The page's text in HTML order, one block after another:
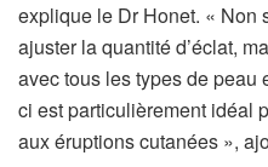
explique le Dr Honet. « Non
ajuster la quantité d’éclat,
avec tous les types de peau
ci est particulièrement idéal
aux éruptions cutanées »,